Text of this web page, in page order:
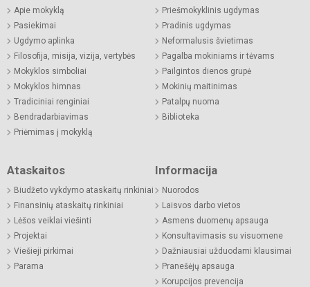
Apie mokyklą
Pasiekimai
Ugdymo aplinka
Filosofija, misija, vizija, vertybės
Mokyklos simboliai
Mokyklos himnas
Tradiciniai renginiai
Bendradarbiavimas
Priėmimas į mokyklą
Priešmokyklinis ugdymas
Pradinis ugdymas
Neformalusis švietimas
Pagalba mokiniams ir tėvams
Pailgintos dienos grupė
Mokinių maitinimas
Patalpų nuoma
Biblioteka
Ataskaitos
Biudžeto vykdymo ataskaitų rinkiniai
Finansinių ataskaitų rinkiniai
Lėšos veiklai viešinti
Projektai
Viešieji pirkimai
Parama
Informacija
Nuorodos
Laisvos darbo vietos
Asmens duomenų apsauga
Konsultavimasis su visuomene
Dažniausiai užduodami klausimai
Pranešėjų apsauga
Korupcijos prevencija